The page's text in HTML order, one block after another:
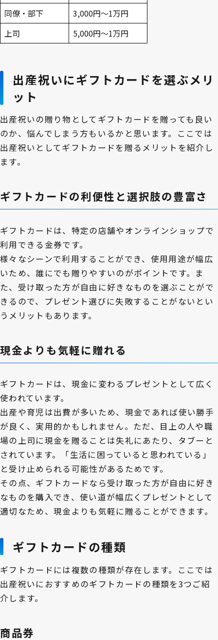
同僚・部下
3,000円～1万円
上司
5,000円～1万円
出産祝いにギフトカードを選ぶメリ
ット
出産祝いの贈り物としてギフトカードを贈っても良い
のか、悩んでしまう方もいるかと思います。ここでは
出産祝いとしてギフトカードを贈るメリットを紹介し
ます。
ギフトカードの利便性と選択肢の豊富さ
ギフトカードは、特定の店舗やオンラインショップで
利用できる金券です。
様々なシーンで利用することができ、使用用途が幅広
いため、誰にでも贈りやすいのがポイントです。ま
た、受け取った方が自由に好きなものを選ぶことがで
きるので、プレゼント選びに失敗することがないとい
うメリットもあります。
現金よりも気軽に贈れる
ギフトカードは、現金に変わるプレゼントとして広く
使われています。
出産や育児は出費が多いため、現金であれば使い勝手
が良く、実用的かもしれません。ただ、目上の人や職
場の上司に現金を贈ることは失礼にあたり、タブーと
されています。「生活に困っていると思われている」
と受け止められる可能性があるためです。
その点、ギフトカードなら受け取った方が自由に好き
なものを購入でき、使い道が幅広くプレゼントとして
適切なため、現金よりも気軽に贈ることができます。
ギフトカードの種類
ギフトカードには複数の種類が存在します。ここでは
出産祝いにおすすめのギフトカードの種類を3つご紹
介します。
商品券